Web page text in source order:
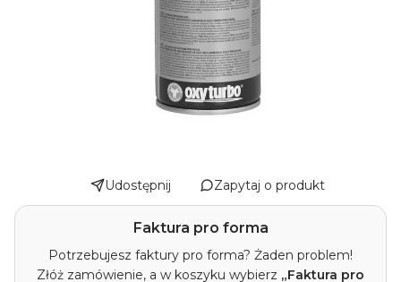
Udostępnij Zapytaj o produkt
Faktura pro forma
Potrzebujesz faktury pro forma? Żaden problem!
Złóż zamówienie, a w koszyku wybierz „Faktura pro